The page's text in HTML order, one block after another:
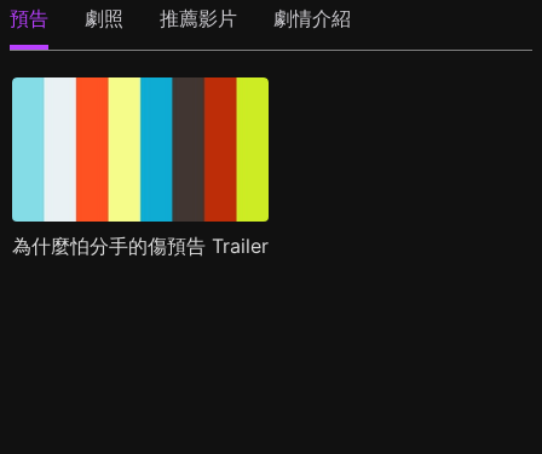
預告 劇照 推薦影片 劇情介紹
為什麼怕分手的傷預告 Trailer